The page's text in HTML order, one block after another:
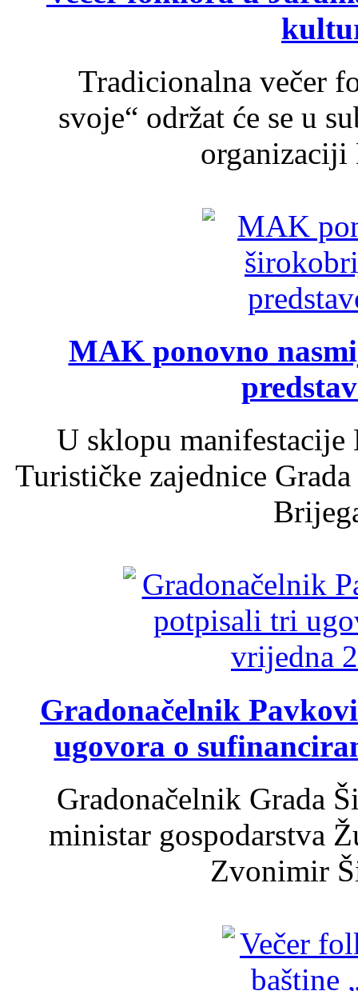
Tradicionalna večer
svoje“ održat će se u
organizaciji
MAK ponovno
U sklopu
Turističke zajednice
Gradonačelnik
ugovora o
Gradonačelnik Grada
ministar gospodarstva
Zvonimir